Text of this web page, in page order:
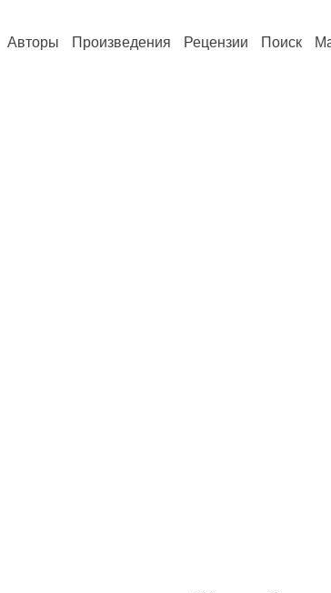
Авторы Произведения Рецензии Поиск